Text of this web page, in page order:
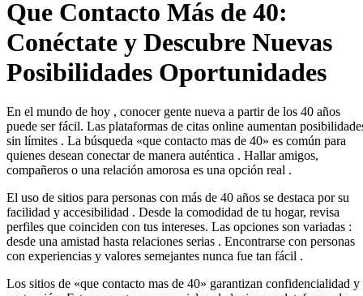
Que Contacto Más de 40:
Conéctate y Descubre Nuevas
Posibilidades Oportunidades
En el mundo de hoy , conocer gente nueva a partir de los 40 años
puede ser fácil. Las plataformas de citas online aumentan
sin límites . La búsqueda «que contacto mas de 40» es común para
quienes desean conectar de manera auténtica . Hallar amigos,
compañeros o una relación amorosa es una opción real .
El uso de sitios para personas con más de 40 años se destaca por su
facilidad y accesibilidad . Desde la comodidad de tu hogar, revisa
perfiles que coinciden con tus intereses. Las opciones son variadas :
desde una amistad hasta relaciones serias . Encontrarse con personas
con experiencias y valores semejantes nunca fue tan fácil .
Los sitios de «que contacto mas de 40» garantizan confidencialidad y